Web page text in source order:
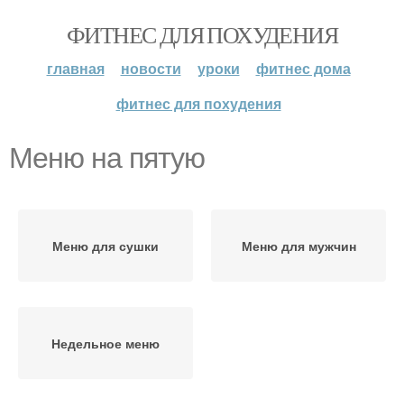
ФИТНЕС ДЛЯ ПОХУДЕНИЯ
главная новости уроки
фитнес дома
фитнес для похудения
Меню на пятую
Меню для сушки Меню для мужчин
Недельное меню